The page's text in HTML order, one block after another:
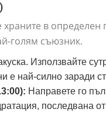
храните в
голям съюзник.
Използвайте
е най-силно заради
Направете го
последвана